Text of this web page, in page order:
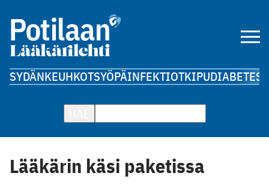
SYDÄNKEUHKOTSYÖPÄINFEKTIOTKIPUDIABETES
Lääkärin käsi paketissa